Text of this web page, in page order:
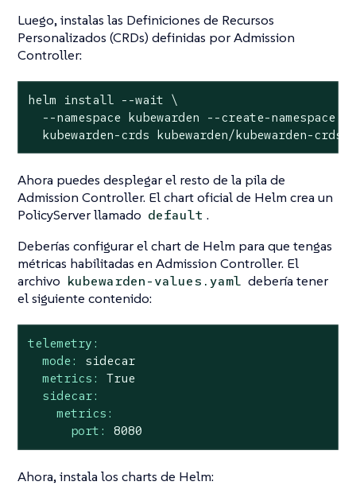
Luego, instalas las Definiciones de Recursos
Personalizados (CRDs) definidas por Admission
Controller:
helm install --wait \
  --namespace kubewarden --create-namespace \
  kubewarden-crds kubewarden/kubewarden-crds
Ahora puedes desplegar el resto de la pila de
Admission Controller. El chart oficial de Helm crea un
PolicyServer llamado default .
Deberías configurar el chart de Helm para que tengas
métricas habilitadas en Admission Controller. El
archivo kubewarden-values.yaml debería tener
el siguiente contenido:
telemetry:
mode:
sidecar
metrics:
True
sidecar:
metrics:
port:
8080
Ahora, instala los charts de Helm: